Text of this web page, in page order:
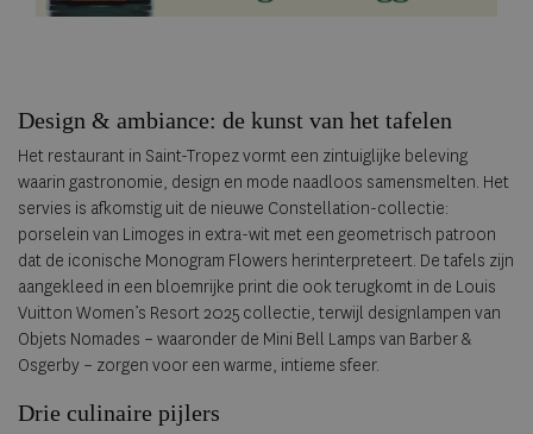
Design & ambiance: de kunst van het tafelen
Het restaurant in Saint-Tropez vormt een zintuiglijke beleving
waarin gastronomie, design en mode naadloos samensmelten. Het
servies is afkomstig uit de nieuwe Constellation-collectie:
porselein van Limoges in extra-wit met een geometrisch patroon
dat de iconische Monogram Flowers herinterpreteert. De tafels zijn
aangekleed in een bloemrijke print die ook terugkomt in de Louis
Vuitton Women’s Resort 2025 collectie, terwijl designlampen van
Objets Nomades – waaronder de Mini Bell Lamps van Barber &
Osgerby – zorgen voor een warme, intieme sfeer.
Drie culinaire pijlers